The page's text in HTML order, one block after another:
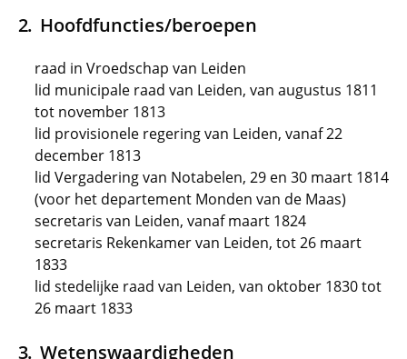
Hoofdfuncties/beroepen
raad in Vroedschap van Leiden
lid municipale raad van Leiden, van augustus 1811
tot november 1813
lid provisionele regering van Leiden, vanaf 22
december 1813
lid Vergadering van Notabelen, 29 en 30 maart 1814
(voor het departement Monden van de Maas)
secretaris van Leiden, vanaf maart 1824
secretaris Rekenkamer van Leiden, tot 26 maart
1833
lid stedelijke raad van Leiden, van oktober 1830 tot
26 maart 1833
Wetenswaardigheden